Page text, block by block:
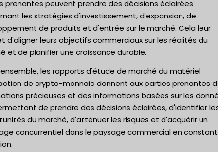
prenantes peuvent prendre des décisions éclairées
les stratégies d'investissement, d'expansion, de
de produits et d'entrée sur le marché. Cela leur
d'aligner leurs objectifs commerciaux sur les réalités du
et de planifier une croissance durable.
les rapports d'étude de marché du matériel
de crypto-monnaie donnent aux parties prenantes
précieuses et des informations basées sur les
de prendre des décisions éclairées, d'identifier
du marché, d'atténuer les risques et d'acquérir un
concurrentiel dans le paysage commercial en